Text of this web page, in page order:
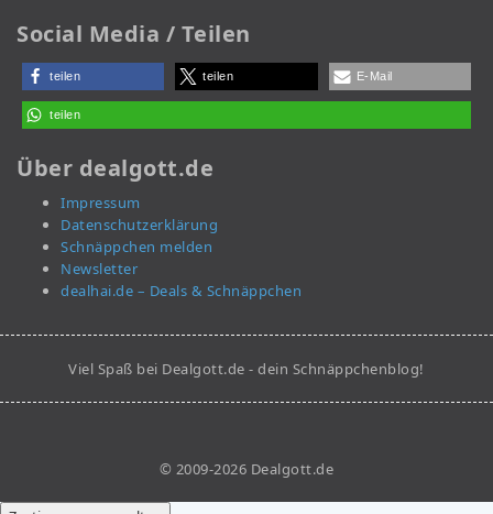
Social Media / Teilen
teilen teilen E-Mail
teilen
Über dealgott.de
Impressum
Datenschutzerklärung
Schnäppchen melden
Newsletter
dealhai.de – Deals & Schnäppchen
Viel Spaß bei Dealgott.de - dein Schnäppchenblog!
© 2009-2026 Dealgott.de